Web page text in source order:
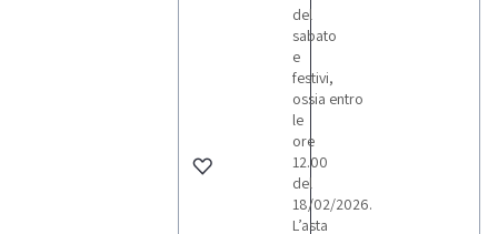
del
sabato
e
festivi,
ossia entro
le
ore
12.00
del
18/02/2026.
L’asta